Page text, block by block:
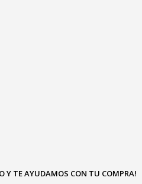
Y TE AYUDAMOS CON TU COMPRA!